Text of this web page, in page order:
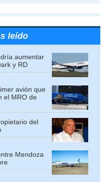
leído
aumentar
y RD
avión que
el MRO de
del
Mendoza